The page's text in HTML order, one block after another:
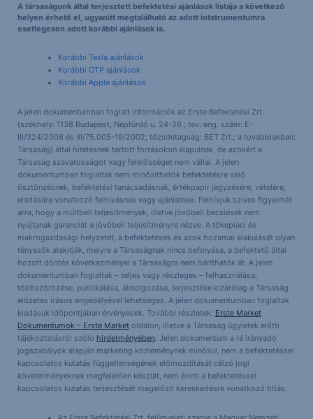
A társaságunk által terjesztett befektetési ajánlások listája a következő
helyen érhető el, ugyanitt megtalálható az adott intstrumentumra
esetlegesen adott korábbi ajánlások is.
Korábbi Tesla ajánlások
Korábbi OTP ajánlások
Korábbi Apple ajánlások
A jelen dokumentumban foglalt információk az Erste Befektetési Zrt.
(székhely: 1138 Budapest, Népfürdő u. 24-26.; tev. eng. szám: E-
III/324/2008 és III/75.005-19/2002; tőzsdetagság: BÉT Zrt.; a továbbiakban:
Társaság) által hitelesnek tartott forrásokon alapulnak, de azokért a
Társaság szavatosságot vagy felelősséget nem vállal. A jelen
dokumentumban foglaltak nem minősíthetők befektetésre való
ösztönzésnek, befektetési tanácsadásnak, értékpapír jegyzésére, vételére,
eladására vonatkozó felhívásnak vagy ajánlatnak. Felhívjuk szíves figyelmét
arra, hogy a múltbeli teljesítmények, illetve jövőbeli becslések nem
nyújtanak garanciát a jövőbeli teljesítményre nézve. A tőkepiaci és
makrogazdasági helyzetet, a befektetések és azok hozamai alakulását olyan
tényezők alakítják, melyre a Társaságnak nincs befolyása, a befektető által
hozott döntés következményei a Társaságra nem háríthatók át. A jelen
dokumentumban foglaltak – teljes vagy részleges – felhasználása,
többszörözése, publikálása, átdolgozása, terjesztése kizárólag a Társaság
előzetes írásos engedélyével lehetséges. A jelen dokumentumban foglaltak
kiadásuk időpontjában érvényesek. További részletek: Erste Market
Dokumentumok – Erste Marketoldalon, illetve a Társaság ügyletek előtti
tájékoztatásról szóló hirdetményében. Jelen dokumentum a rá irányadó
jogszabályok alapján marketing közleménynek minősül, nem a befektetéssel
kapcsolatos kutatás függetlenségének előmozdítását célzó jogi
követelményeknek megfelelően készült, nem érinti a befektetéssel
kapcsolatos kutatás terjesztését megelőző kereskedésre vonatkozó tiltás.